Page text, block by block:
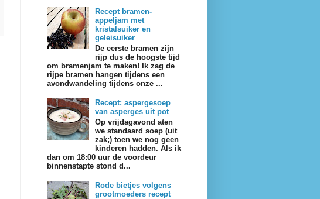
Recept bramen-
appeljam met
kristalsuiker en
geleisuiker
De eerste bramen zijn
rijp dus de hoogste tijd
om bramenjam te maken! Ik zag de
rijpe bramen hangen tijdens een
avondwandeling tijdens onze ...
Recept: aspergesoep
van asperges uit pot
Op vrijdagavond aten
we standaard soep (uit
zak;) toen we nog geen
kinderen hadden. Als ik
dan om 18:00 uur de voordeur
binnenstapte stond d...
Rode bietjes volgens
grootmoeders recept